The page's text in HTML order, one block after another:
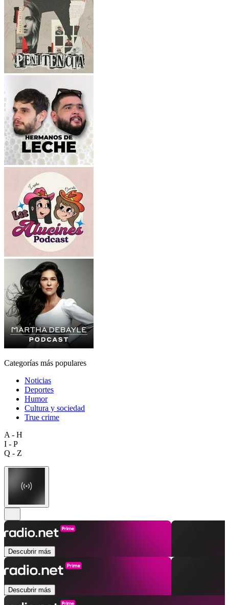
Categorías más populares
Noticias
Deportes
Humor
Cultura y sociedad
True crime
A - H
I - P
Q - Z
Descubrir más
Descubrir más